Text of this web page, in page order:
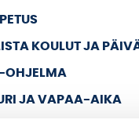
KOULUT JA
OHJELMA
JA VAPAA-AIKA